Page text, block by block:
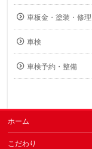
車板金・塗装・修理
車検
車検予約・整備
ホーム
こだわり